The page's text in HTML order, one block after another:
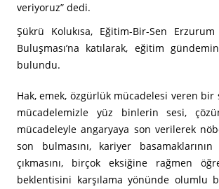
veriyoruz” dedi.
Şükrü Kolukısa, Eğitim-Bir-Sen
Buluşması’na katılarak, eğitim
bulundu.
Hak, emek, özgürlük mücadelesi veren bir
mücadelemizle yüz binlerin sesi,
mücadeleyle angaryaya son verilerek
son bulmasını, kariyer
çıkmasını, birçok eksiğine rağmen
beklentisini karşılama yönünde olumlu